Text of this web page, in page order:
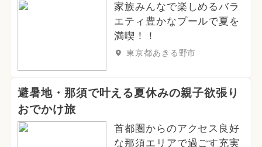
家族みんなで楽しめるバラ
エティ豊かなプールで夏を
満喫！！
東京都あきる野市
避暑地・那須で叶える夏休みの親子欲張り
おでかけ旅
首都圏からのアクセス良好
な那須エリアで過ごす充実